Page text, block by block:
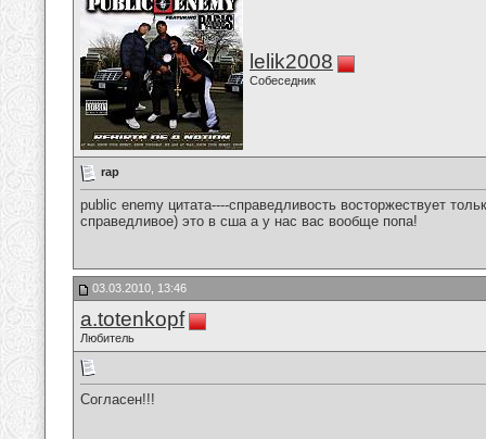
lelik2008
Собеседник
rap
public enemy цитата----справедливость восторжествует
справедливое) это в сша а у нас вас вообще попа!
03.03.2010, 13:46
a.totenkopf
Любитель
Согласен!!!